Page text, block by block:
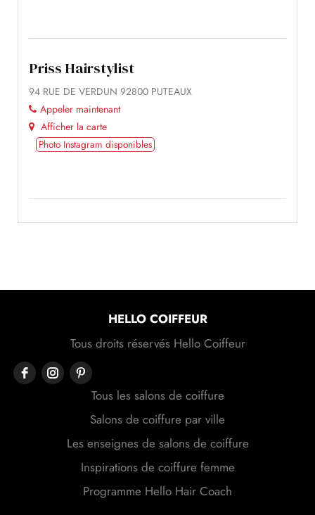
Priss Hairstylist
94 RUE DE VERDUN 92800 PUTEAUX
Appeler maintenant
Afficher la carte
Photo Instagram disponibles
HELLO COIFFEUR
Tous droits réservés Hello Coiffeur
Tous les salons de coiffure
Salons de coiffure par ville
Les enseignes de salons de coiffure
Inspirations de coiffure femme
Programme Hello Hair Coach